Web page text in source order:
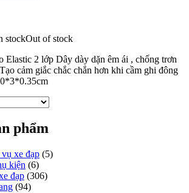
stockOut of stock
Elastic 2 lớp Dây dày dặn êm ái , chống trơn
cảm giắc chắc chắn hơn khi cầm ghi đông
phẩm
xe đạp (5)
kiện (6)
đạp (306)
(94)